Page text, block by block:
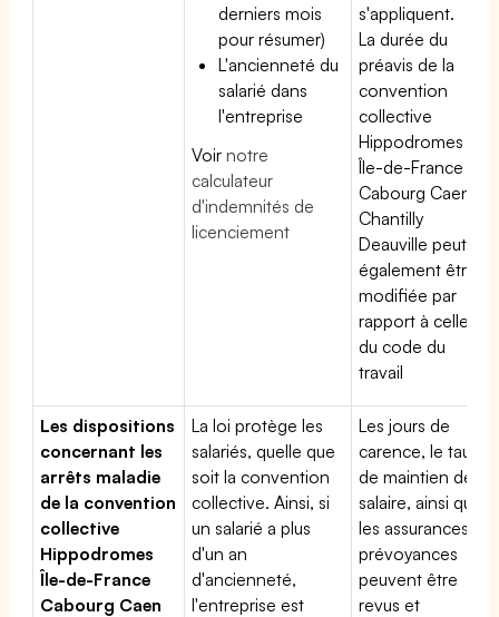
derniers mois
pour résumer)
L'ancienneté du
salarié dans
l'entreprise
Voirnotre
calculateur
d'indemnités de
licenciement
s'appliquent.
La durée du
préavis de la
convention
collective
Hippodromes
Île-de-France
Cabourg Caen
Chantilly
Deauville peut
également être
modifiée par
rapport à celle
du code du
travail
Les dispositions
concernant les
arrêts maladie
de la convention
collective
Hippodromes
Île-de-France
Cabourg Caen
La loi protège les
salariés, quelle que
soit la convention
collective. Ainsi, si
un salarié a plus
d'un an
d'ancienneté,
l'entreprise est
Les jours de
carence, le taux
de maintien de
salaire, ainsi que
les assurances
prévoyances
peuvent être
revus et